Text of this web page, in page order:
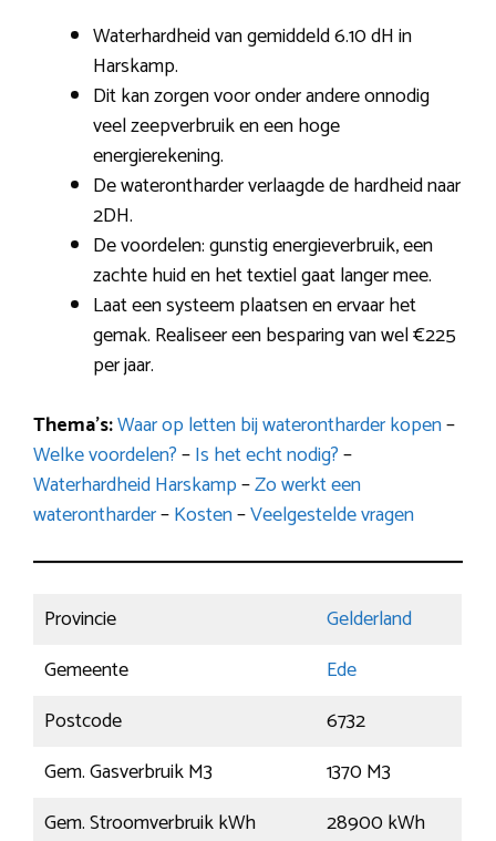
Waterhardheid van gemiddeld 6.10 dH in
Harskamp.
Dit kan zorgen voor onder andere onnodig
veel zeepverbruik en een hoge
energierekening.
De waterontharder verlaagde de hardheid naar
2DH.
De voordelen: gunstig energieverbruik, een
zachte huid en het textiel gaat langer mee.
Laat een systeem plaatsen en ervaar het
gemak. Realiseer een besparing van wel €225
per jaar.
Thema’s:Waar op letten bij waterontharder kopen–
Welke voordelen?–Is het echt nodig?–
Waterhardheid Harskamp–Zo werkt een
waterontharder–Kosten–Veelgestelde vragen
Provincie
Gelderland
Gemeente
Ede
Postcode
6732
Gem. Gasverbruik M3
1370 M3
Gem. Stroomverbruik kWh
28900 kWh